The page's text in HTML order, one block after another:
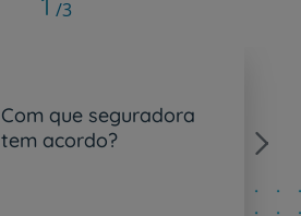
Com que seguradora
tem acordo?
Next
/3